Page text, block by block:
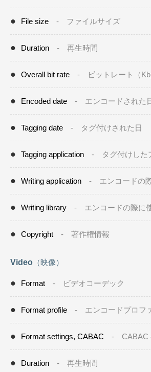
File size - ファイルサイズ
Duration - 再生時間
Overall bit rate - ビットレート（
Encoded date - エンコードされた
Tagging date - タグ付けされた日
Tagging application - タグ付けした
Writing application - エンコードの
Writing library - エンコードの際に
Copyright - 著作権情報
Video （映像）
Format - ビデオコーデック
Format profile - エンコードプロフ
Format settings, CABAC - CABAC
Duration - 再生時間